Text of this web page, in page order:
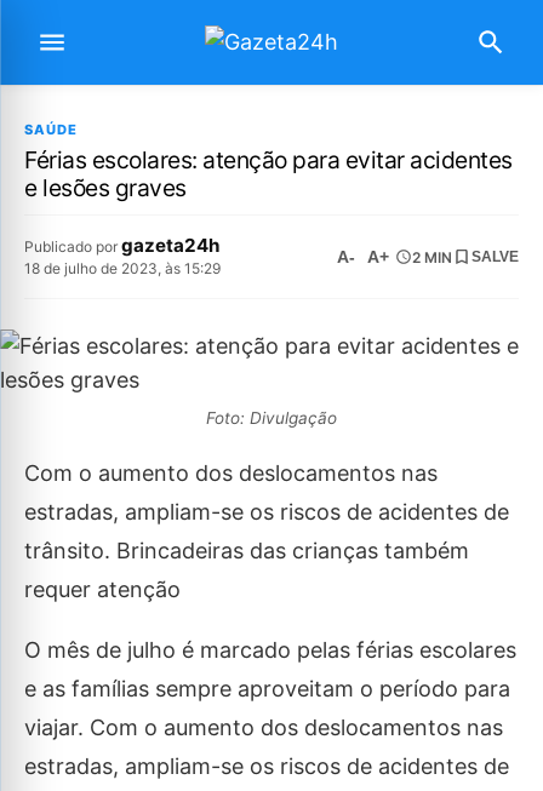
SAÚDE
Férias escolares: atenção para evitar acidentes
e lesões graves
Publicado por gazeta24h
18 de julho de 2023, às 15:29
A- A+ 2 MIN SALVE
Foto: Divulgação
Com o aumento dos deslocamentos nas
estradas, ampliam-se os riscos de acidentes de
trânsito. Brincadeiras das crianças também
requer atenção
O mês de julho é marcado pelas férias escolares
e as famílias sempre aproveitam o período para
viajar. Com o aumento dos deslocamentos nas
estradas, ampliam-se os riscos de acidentes de